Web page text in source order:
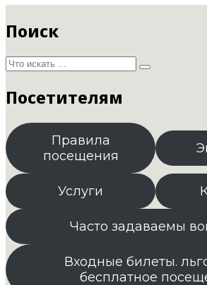
Поиск
Посетителям
Правила
посещения
Услуги
Часто задаваемы
Входные билеты.
бесплатное